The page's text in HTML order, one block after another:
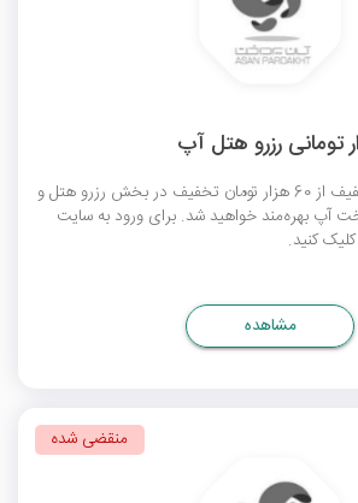
با وارد کردن این کد تخفیف از 60 هزار تومان تخفیف در بخش رزرو هتل و
آپ بهره‌مند خواهید شد. برای ورود به سایت
کنید.
مشاهده
منقضی شده